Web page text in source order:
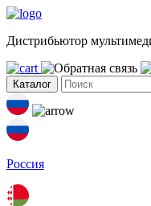
Дистрибьютор
Каталог
Россия